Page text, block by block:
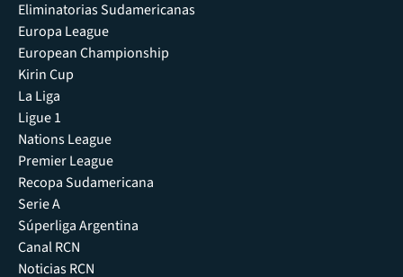
Eliminatorias Sudamericanas
Europa League
European Championship
Kirin Cup
La Liga
Ligue 1
Nations League
Premier League
Recopa Sudamericana
Serie A
Súperliga Argentina
Canal RCN
Noticias RCN